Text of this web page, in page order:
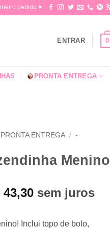
pedido ♥​
ENTRAR 0
PRONTA ENTREGA
ENTREGA / -
Menino
43,30 sem juros
Inclui topo de bolo,